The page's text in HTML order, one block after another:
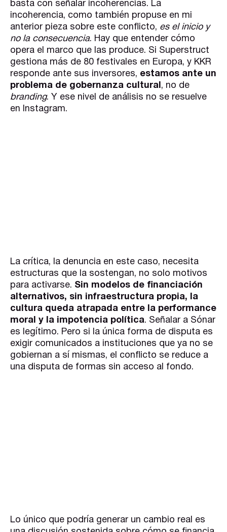
basta con señalar incoherencias. La
incoherencia, como también propuse en mi
anterior pieza sobre este conflicto, es el inicio y
no la consecuencia. Hay que entender cómo
opera el marco que las produce. Si Superstruct
gestiona más de 80 festivales en Europa, y KKR
responde ante sus inversores, estamos ante un
problema de gobernanza cultural , no de
branding. Y ese nivel de análisis no se resuelve
en Instagram.
La crítica, la denuncia en este caso, necesita
estructuras que la sostengan, no solo motivos
para activarse. Sin modelos de financiación
alternativos, sin infraestructura propia, la
cultura queda atrapada entre la performance
moral y la impotencia política. Señalar a Sónar
es legítimo. Pero si la única forma de disputa es
exigir comunicados a instituciones que ya no se
gobiernan a sí mismas, el conflicto se reduce a
una disputa de formas sin acceso al fondo.
Lo único que podría generar un cambio real es